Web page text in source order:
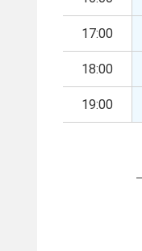
17:00
18:00
19:00